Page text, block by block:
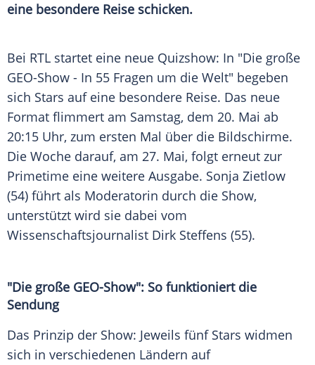
eine besondere Reise schicken.
Bei RTL startet eine neue Quizshow: In "Die große
GEO-Show - In 55 Fragen um die Welt" begeben
sich Stars auf eine besondere Reise. Das neue
Format flimmert am Samstag, dem 20. Mai ab
20:15 Uhr, zum ersten Mal über die Bildschirme.
Die Woche darauf, am 27. Mai, folgt erneut zur
Primetime eine weitere Ausgabe. Sonja Zietlow
(54) führt als Moderatorin durch die Show,
unterstützt wird sie dabei vom
Wissenschaftsjournalist Dirk Steffens (55).
"Die große GEO-Show": So funktioniert die
Sendung
Das Prinzip der Show: Jeweils fünf Stars widmen
sich in verschiedenen Ländern auf